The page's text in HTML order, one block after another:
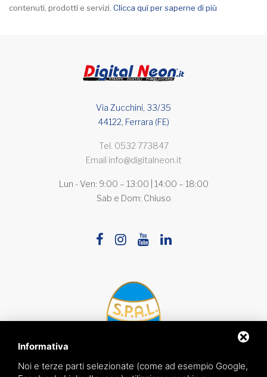
contenuti, prodotti e servizi. Clicca quì per saperne di più
Via Zucchini, 33/35
44122, Ferrara (FE)
Tel. 0532 773847
Email info@digitalneon.it
Lun - Ven: 9:00 – 13:00 | 14:00 – 18:00
Sab e Dom: Chiuso
Informativa
Noi e terze parti selezionate (come ad esempio Google,